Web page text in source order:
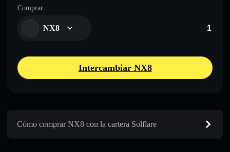
Comprar
NX8
Intercambiar NX8
Cómo comprar NX8 con la cartera Solflare